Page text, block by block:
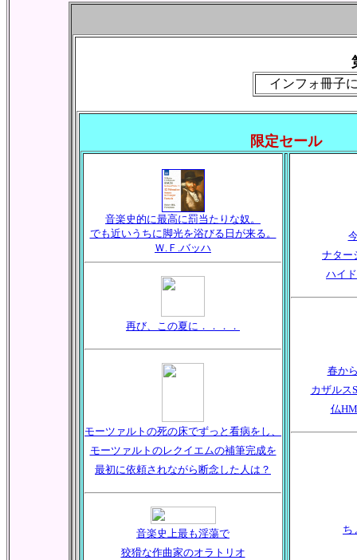
インフォ冊子
限定セール
音楽史的に最高に罰当たりな奴。
でも近いうちに脚光を浴びる日が来る。
Ｗ.Ｆ.バッハ
再び、この夏に．．．．
モーツァルトの死の床でずっと看病をし、
モーツァルトのレクイエムの補筆完成を
最初に依頼されながら断念した人は？
音楽史上最も淫蕩で
狡猾な作曲家のオラトリオ
ナター
ハイ
春か
カザルス
仏
ち